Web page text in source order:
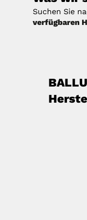
Suchen Sie
verfügbaren